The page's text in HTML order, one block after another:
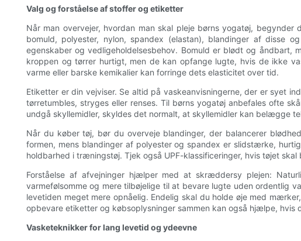
Valg og forståelse af stoffer og etiketter
Når man overvejer, hvordan man skal pleje børns yogatøj,
bomuld, polyester, nylon, spandex (elastan), blandinger af disse
egenskaber og vedligeholdelsesbehov. Bomuld er blødt og
kroppen og tørrer hurtigt, men de kan opfange lugte, hvis de ikke
varme eller barske kemikalier kan forringe dets elasticitet over tid.
Etiketter er din vejviser. Se altid på vaskeanvisningerne, der er syet
tørretumbles, stryges eller renses. Til børns yogatøj anbefales ofte
undgå skyllemidler, skyldes det normalt, at skyllemidler kan belægge
Når du køber tøj, bør du overveje blandinger, der balancerer
formen, mens blandinger af polyester og spandex er slidstærke,
holdbarhed i træningstøj. Tjek også UPF-klassificeringer, hvis tøjet
Forståelse af afvejninger hjælper med at skræddersy plejen:
varmefølsomme og mere tilbøjelige til at bevare lugte uden ordentlig
levetiden meget mere opnåelig. Endelig skal du holde øje med
opbevare etiketter og købsoplysninger sammen kan også hjælpe, hvis
Vasketeknikker for lang levetid og ydeevne